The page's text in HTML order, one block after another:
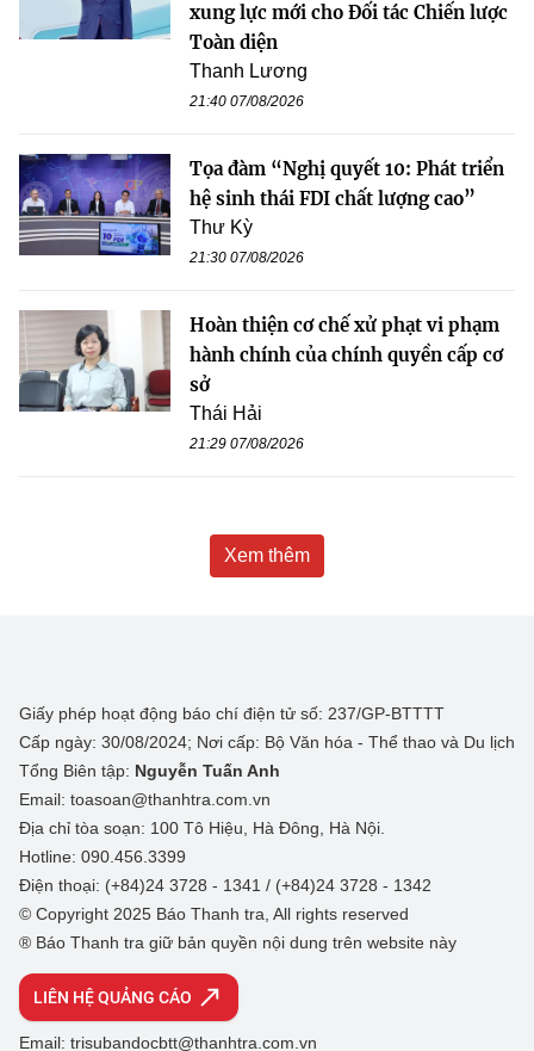
xung lực mới cho Đối tác Chiến lược
Toàn diện
Thanh Lương
21:40 07/08/2026
Tọa đàm “Nghị quyết 10: Phát triển
hệ sinh thái FDI chất lượng cao”
Thư Kỳ
21:30 07/08/2026
Hoàn thiện cơ chế xử phạt vi phạm
hành chính của chính quyền cấp cơ
sở
Thái Hải
21:29 07/08/2026
Xem thêm
Giấy phép hoạt động báo chí điện tử số: 237/GP-BTTTT
Cấp ngày: 30/08/2024; Nơi cấp: Bộ Văn hóa - Thể thao và Du lịch
Tổng Biên tập: Nguyễn Tuấn Anh
Email: toasoan@thanhtra.com.vn
Địa chỉ tòa soạn: 100 Tô Hiệu, Hà Đông, Hà Nội.
Hotline: 090.456.3399
Điện thoại: (+84)24 3728 - 1341 / (+84)24 3728 - 1342
© Copyright 2025 Báo Thanh tra, All rights reserved
® Báo Thanh tra giữ bản quyền nội dung trên website này
LIÊN HỆ QUẢNG CÁO
Email: trisubandocbtt@thanhtra.com.vn